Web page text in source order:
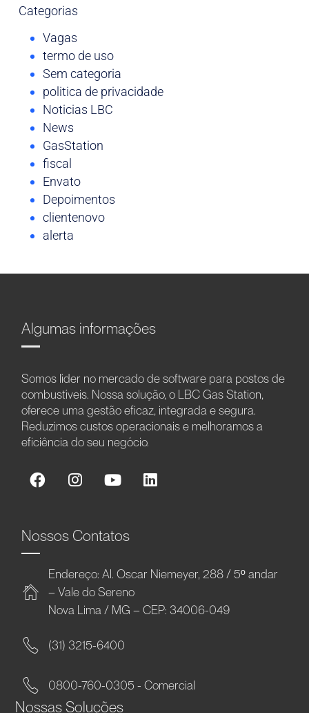
Categorias
Vagas
termo de uso
Sem categoria
politica de privacidade
Noticias LBC
News
GasStation
fiscal
Envato
Depoimentos
clientenovo
alerta
Algumas informações
Somos líder no mercado de software para postos de
combustíveis. Nossa solução, o LBC Gas Station,
oferece uma gestão eficaz, integrada e segura.
Reduzimos custos operacionais e melhoramos a
eficiência do seu negócio.
Nossos Contatos
Endereço: Al. Oscar Niemeyer, 288 / 5º andar
– Vale do Sereno
Nova Lima / MG – CEP: 34006-049
(31) 3215-6400
0800-760-0305 - Comercial
Nossas Soluções